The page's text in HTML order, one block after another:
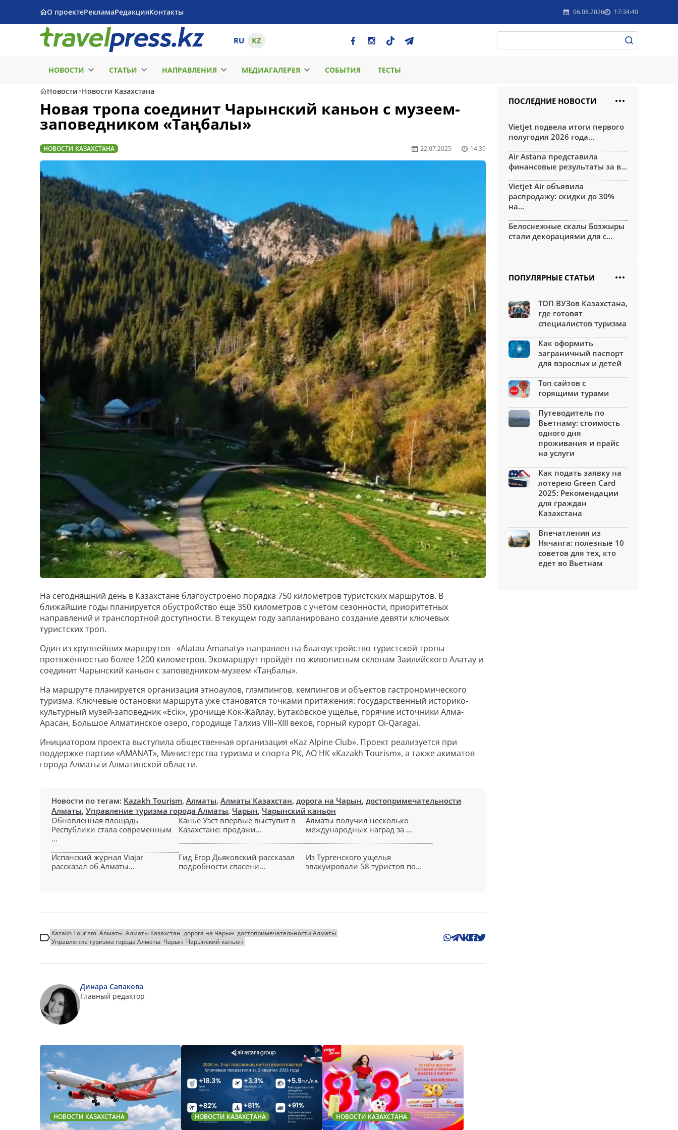
О проектеРекламаРедакцияКонтакты 06.08.2026 17:34:40
RU KZ
НОВОСТИ СТАТЬИ НАПРАВЛЕНИЯ МЕДИАГАЛЕРЕЯ СОБЫТИЯ ТЕСТЫ
Новости Новости Казахстана
Новая тропа соединит Чарынский каньон с музеем-
заповедником «Таңбалы»
НОВОСТИ КАЗАХСТАНА 22.07.2025 14:39
На сегодняшний день в Казахстане благоустроено порядка 750 километров туристских маршрутов. В
ближайшие годы планируется обустройство еще 350 километров с учетом сезонности, приоритетных
направлений и транспортной доступности. В текущем году запланировано создание девяти ключевых
туристских троп.
Один из крупнейших маршрутов - «Alatau Amanaty» направлен на благоустройство туристской тропы
протяжённостью более 1200 километров. Экомаршрут пройдёт по живописным склонам Заилийского Алатау и
соединит Чарынский каньон с заповедником-музеем «Таңбалы».
На маршруте планируется организация этноаулов, глэмпингов, кемпингов и объектов гастрономического
туризма. Ключевые остановки маршрута уже становятся точками притяжения: государственный историко-
культурный музей-заповедник «Есік», урочище Кок-Жайлау, Бутаковское ущелье, горячие источники Алма-
Арасан, Большое Алматинское озеро, городище Талхиз VIII–XIII веков, горный курорт Oi-Qaragai.
Инициатором проекта выступила общественная организация «Kaz Alpine Club». Проект реализуется при
поддержке партии «AMANAT», Министерства туризма и спорта РК, АО НК «Kazakh Tourism», а также акиматов
города Алматы и Алматинской области.
Новости по тегам: Kazakh Tourism, Алматы, Алматы Казахстан, дорога на Чарын, достопримечательности
Алматы, Управление туризма города Алматы, Чарын, Чарынский каньон
Обновленная площадь
Республики стала современным
...
Канье Уэст впервые выступит в
Казахстане: продажи...
Алматы получил несколько
международных наград за ...
Испанский журнал Viajar
рассказал об Алматы...
Гид Егор Дьяковский рассказал
подробности спасени...
Из Тургенского ущелья
эвакуировали 58 туристов по...
Kazakh Tourism Алматы Алматы Казахстан дорога на Чарын достопримечательности Алматы
Управление туризма города Алматы Чарын Чарынский каньон
Динара Сапакова
Главный редактор
НОВОСТИ КАЗАХСТАНА НОВОСТИ КАЗАХСТАНА НОВОСТИ КАЗАХСТАНА
ПОСЛЕДНИЕ НОВОСТИ
Vietjet подвела итоги первого
полугодия 2026 года...
Air Astana представила
финансовые результаты за в...
Vietjet Air объявила
распродажу: скидки до 30%
на...
Белоснежные скалы Бозжыры
стали декорациями для с...
ПОПУЛЯРНЫЕ СТАТЬИ
ТОП ВУЗов Казахстана,
где готовят
специалистов туризма
Как оформить
заграничный паспорт
для взрослых и детей
Топ сайтов с
горящими турами
Путеводитель по
Вьетнаму: стоимость
одного дня
проживания и прайс
на услуги
Как подать заявку на
лотерею Green Card
2025: Рекомендации
для граждан
Казахстана
Впечатления из
Нячанга: полезные 10
советов для тех, кто
едет во Вьетнам